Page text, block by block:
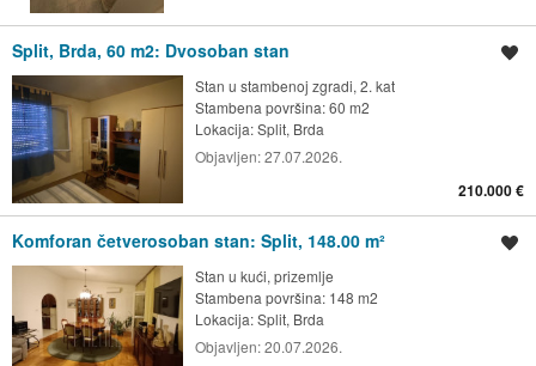
Split, Brda, 60 m2: Dvosoban stan
Stan u stambenoj zgradi, 2. kat
Stambena površina: 60 m2
Lokacija:Split, Brda
Objavljen:27.07.2026.
210.000 €
Komforan četverosoban stan: Split, 148.00 m²
Stan u kući, prizemlje
Stambena površina: 148 m2
Lokacija:Split, Brda
Objavljen:20.07.2026.